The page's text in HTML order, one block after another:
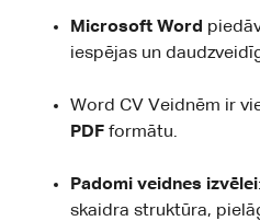
Microsoft Word
iespējas un
Word CV Veidnēm ir
PDF formātu.
Padomi veidnes izvēlei
skaidra struktūra,